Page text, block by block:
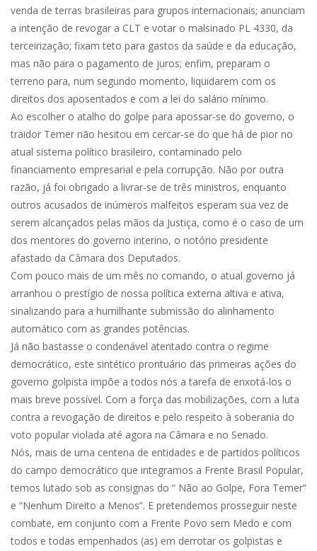
venda de terras brasileiras para grupos internacionais; anunciam
a intenção de revogar a CLT e votar o malsinado PL 4330, da
terceirização; fixam teto para gastos da saúde e da educação,
mas não para o pagamento de juros; enfim, preparam o
terreno para, num segundo momento, liquidarem com os
direitos dos aposentados e com a lei do salário mínimo.
Ao escolher o atalho do golpe para apossar-se do governo, o
traidor Temer não hesitou em cercar-se do que há de pior no
atual sistema político brasileiro, contaminado pelo
financiamento empresarial e pela corrupção. Não por outra
razão, já foi obrigado a livrar-se de três ministros, enquanto
outros acusados de inúmeros malfeitos esperam sua vez de
serem alcançados pelas mãos da Justiça, como é o caso de um
dos mentores do governo interino, o notório presidente
afastado da Câmara dos Deputados.
Com pouco mais de um mês no comando, o atual governo já
arranhou o prestígio de nossa política externa altiva e ativa,
sinalizando para a humilhante submissão do alinhamento
automático com as grandes potências.
Já não bastasse o condenável atentado contra o regime
democrático, este sintético prontuário das primeiras ações do
governo golpista impõe a todos nós a tarefa de enxotá-los o
mais breve possível. Com a força das mobilizações, com a luta
contra a revogação de direitos e pelo respeito à soberania do
voto popular violada até agora na Câmara e no Senado.
Nós, mais de uma centena de entidades e de partidos políticos
do campo democrático que integramos a Frente Brasil Popular,
temos lutado sob as consignas do “ Não ao Golpe, Fora Temer”
e “Nenhum Direito a Menos”. E pretendemos prosseguir neste
combate, em conjunto com a Frente Povo sem Medo e com
todos e todas empenhados (as) em derrotar os golpistas e